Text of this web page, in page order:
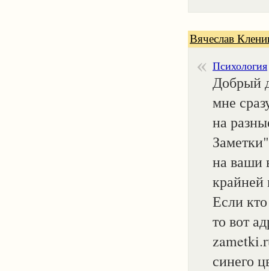
Вячеслав
Психология
Добрый
мне
на
на ваши
крайней
Если
то вот
синего